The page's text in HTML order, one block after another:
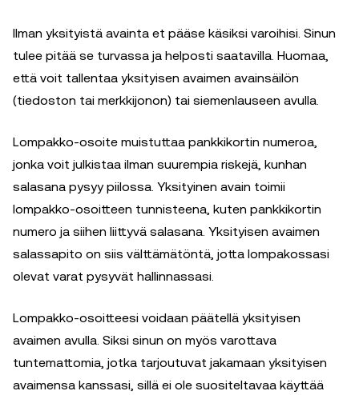
Ilman yksityistä avainta et pääse käsiksi varoihisi. Sinun
tulee pitää se turvassa ja helposti saatavilla. Huomaa,
että voit tallentaa yksityisen avaimen avainsäilön
(tiedoston tai merkkijonon) tai siemenlauseen avulla.
Lompakko-osoite muistuttaa pankkikortin numeroa,
jonka voit julkistaa ilman suurempia riskejä, kunhan
salasana pysyy piilossa. Yksityinen avain toimii
lompakko-osoitteen tunnisteena, kuten pankkikortin
numero ja siihen liittyvä salasana. Yksityisen avaimen
salassapito on siis välttämätöntä, jotta lompakossasi
olevat varat pysyvät hallinnassasi.
Lompakko-osoitteesi voidaan päätellä yksityisen
avaimen avulla. Siksi sinun on myös varottava
tuntemattomia, jotka tarjoutuvat jakamaan yksityisen
avaimensa kanssasi, sillä ei ole suositeltavaa käyttää